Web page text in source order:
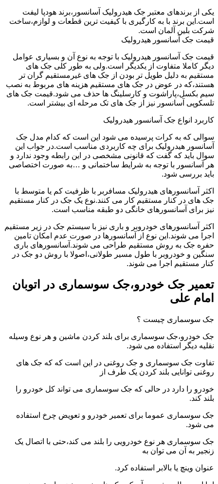
یکی از برندهای معتبر جک هیدرولیک آسانسور،برند هودپا لیفت
است.این برند با به کارگیری با کیفیت ترین قطعات و لوازم،ساخت
شرکت بلین آلمان است.
قیمت جک آسانسور هیدرولیک
قیمت جک آسانسور هیدرولیک با توجه به نوع آن و بسیاری عوامل
دیگر کاملا متفاوت از یکدیگر است.ولی به طور کلی جک های
مستقیم به دلیل طویل تر بودن از جک های غیرمستقیم گران تر
هستند،که در عوض در جک های مستقیم هزینه های مربوط به نصب
سیم بکسل،پاراشوت و کارسلینگ ها حذف می شود.قیمت جک های
تلسکوپی آسانسور نیز از جک های تک مرحله ای بیشتر است.
کاربرد انواع جک آسانسور هیدرولیک
سوالی که به کرات پرسیده می شود این است که کدام مدل جک
آسانسور هیدرولیک برای چه کاربردی مناسب است.در جواب این
سوال باید که گفت که قانونی مشخصی در این رابطه وجود ندارد و
هر آسانسور با توجه به شرایط ساختمانی و …به صورت اختصاصی
باید بررسی شود.
اکثر آسانسورهای هیدرولیک مسافربر با ظرفیت کم یا متوسط با
جک های در کنار مستقیم کار می کنند.نوع یک جک در کنار مستقیم
نیز برای آسانسورهای خانگی دو طبقه مناسب است.
اکثر آسانسورهای خودروبر و باری نیز با سیستم جک در زیر مستقیم
اجرا می شوند.این نوع از آسانسورها در صورت عدم امکان تامین
حفره جک به روش مستقیم طراحی می شوند.آسانسورهای باری
سنگین و خودروبر با طول مسیر طولانی،اصولا با روش دو جک در
کنار مستقیم اجرا می شوند.
تعمیر جک خودرو،جک سوسماری در اتوبان
امام علی
جک سوسماری چیست ؟
جک خودرو،جک سوسماری برای بلند کردن ماشین و هر نوع وسیله
نقلیه دیگر استفاده می شود.
تفاوت جک سوسماری و جک روغنی در این است که که جک های
روغنی توانایی بلند کردن یک طرف از
خودرو را دارد در حالی که جک سوسماری می تواند کل خودرو را
بلند کند.
جک سوسماری عموما برای تعمیر خودرو و تعویض چرخ استفاده
می شود.
جک سوسماری هر نوع خودرویی را بلند می کند،حتی با اتصال یک
زنجیر به آن می توان به
عنوان وینچ یا بالابر استفاده کرد.